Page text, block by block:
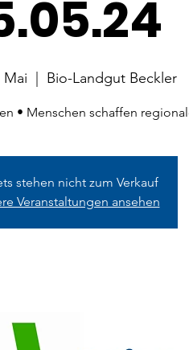
Mai Bio-Landgut Beckler
• Menschen schaffen
stehen nicht zum Verkauf
Veranstaltungen ansehen